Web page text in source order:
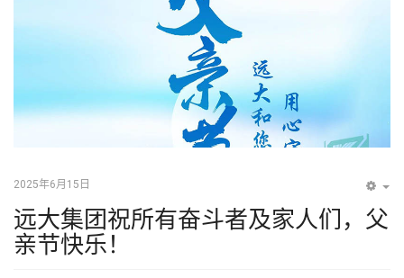
2025年6月15日
远大集团祝所有奋斗者及家人们，父
亲节快乐！